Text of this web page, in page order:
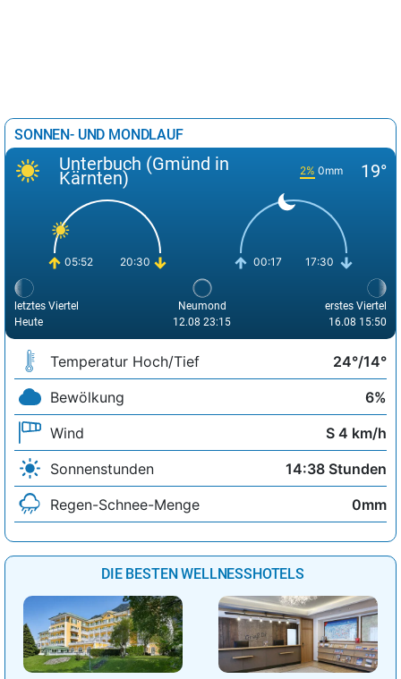
SONNEN- UND MONDLAUF
Unterbuch (Gmünd in
Kärnten) 2% 0mm 19°
05:52 20:30 00:17 17:30
letztes Viertel
Heute
Neumond
12.08 23:15
erstes Viertel
16.08 15:50
Temperatur Hoch/Tief
24°/14°
Bewölkung
6%
Wind
S 4 km/h
Sonnenstunden
14:38 Stunden
Regen-Schnee-Menge
0mm
DIE BESTEN WELLNESSHOTELS